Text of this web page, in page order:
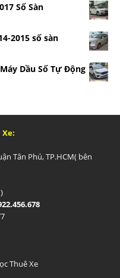
Số Sàn
2015 số sàn
Dầu Số Tự Động
Xe:
Tân Phú, TP.HCM( bên
Thuê Xe